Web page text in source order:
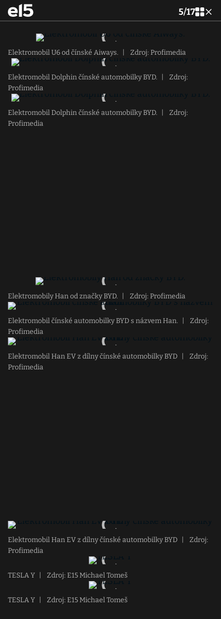
5/17
Elektromobil U6 od čínské Aiways. Zdroj: Profimedia
Elektromobil Dolphin čínské automobilky BYD.
Zdroj:
Profimedia
Elektromobil Dolphin čínské automobilky BYD.
Zdroj:
Profimedia
Elektromobily Han od značky BYD. Zdroj: Profimedia
Elektromobil čínské automobilky BYD s názvem Han.
Zdroj:
Profimedia
Elektromobil Han EV z dílny čínské automobilky BYD
Zdroj:
Profimedia
Elektromobil Han EV z dílny čínské automobilky BYD
Zdroj:
Profimedia
TESLA Y Zdroj: E15 Michael Tomeš
TESLA Y Zdroj: E15 Michael Tomeš